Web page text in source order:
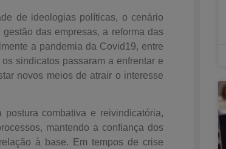
de ideologias políticas, o cenário
das empresas, a reforma das
a pandemia da Covid19, entre
sindicatos passaram a enfrentar e
novos meios de atrair o interesse
combativa e reivindicatória,
mantendo a confiança dos
à base. Em tempos de crise